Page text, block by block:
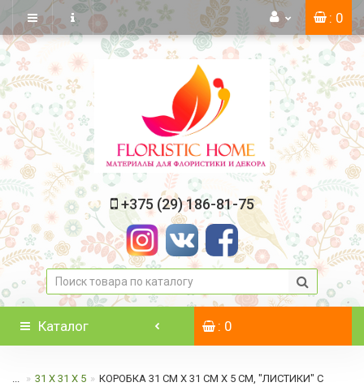
: 0
+375 (29) 186-81-75
Каталог : 0
... 31 Х 31 Х 5 КОРОБКА 31 СМ Х 31 СМ Х 5 СМ, "ЛИСТИКИ" C